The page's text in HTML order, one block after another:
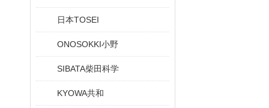
日本TOSEI
ONOSOKKI小野
SIBATA柴田科学
KYOWA共和